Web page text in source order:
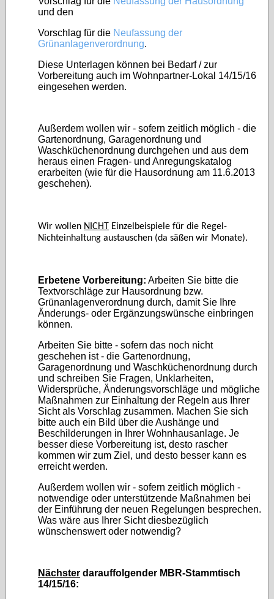
und den
Vorschlag für die Neufassung der
Grünanlagenverordnung.
Diese Unterlagen können bei Bedarf / zur
Vorbereitung auch im Wohnpartner-Lokal 14/15/16
eingesehen werden.
Außerdem wollen wir - sofern zeitlich möglich - die
Gartenordnung, Garagenordnung und
Waschküchenordnung durchgehen und aus dem
heraus einen Fragen- und Anregungskatalog
erarbeiten (wie für die Hausordnung am 11.6.2013
geschehen).
Wir wollen NICHT Einzelbeispiele für die Regel-
Nichteinhaltung austauschen (da säßen wir Monate).
Erbetene Vorbereitung: Arbeiten Sie bitte die
Textvorschläge zur Hausordnung bzw.
Grünanlagenverordnung durch, damit Sie Ihre
Änderungs- oder Ergänzungswünsche einbringen
können.
Arbeiten Sie bitte - sofern das noch nicht
geschehen ist - die Gartenordnung,
Garagenordnung und Waschküchenordnung durch
und schreiben Sie Fragen, Unklarheiten,
Widersprüche, Änderungsvorschläge und mögliche
Maßnahmen zur Einhaltung der Regeln aus Ihrer
Sicht als Vorschlag zusammen. Machen Sie sich
bitte auch ein Bild über die Aushänge und
Beschilderungen in Ihrer Wohnhausanlage. Je
besser diese Vorbereitung ist, desto rascher
kommen wir zum Ziel, und desto besser kann es
erreicht werden.
Außerdem wollen wir - sofern zeitlich möglich -
notwendige oder unterstützende Maßnahmen bei
der Einführung der neuen Regelungen besprechen.
Was wäre aus Ihrer Sicht diesbezüglich
wünschenswert oder notwendig?
Nächster darauffolgender MBR-Stammtisch
14/15/16: